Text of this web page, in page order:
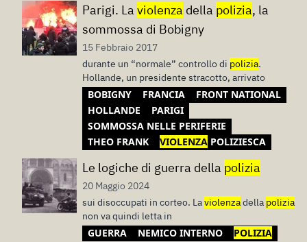
Parigi. La violenza della polizia, la
sommossa di Bobigny
15 Febbraio 2017
durante un “normale” controllo di polizia.
Hollande, un presidente stracotto, arrivato
BOBIGNY FRANCIA
FRONT NATIONAL
HOLLANDE
PARIGI
SOMMOSSA NELLE PERIFERIE
THEO FRANK
VIOLENZA POLIZIESCA
Le logiche di guerra della polizia
20 Maggio 2024
sui disoccupati in corteo. Laviolenzadella polizia
non va quindi letta in
GUERRA NEMICO INTERNO POLIZIA